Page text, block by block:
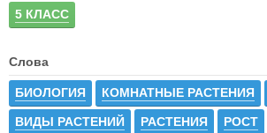
5 КЛАСС
Слова
БИОЛОГИЯ КОМНАТНЫЕ РАСТЕНИЯ
ВИДЫ РАСТЕНИЙ РАСТЕНИЯ РОСТ